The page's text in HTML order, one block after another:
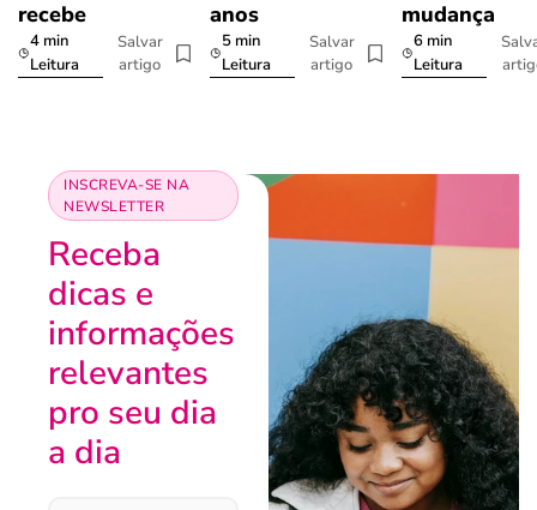
recebe
4 min
Leitura
Salvar
artigo
anos
5 min
Leitura
Salvar
artigo
mudança
6 min
Leitura
INSCREVA-SE NA
NEWSLETTER
Receba
dicas e
informações
relevantes
pro seu dia
a dia